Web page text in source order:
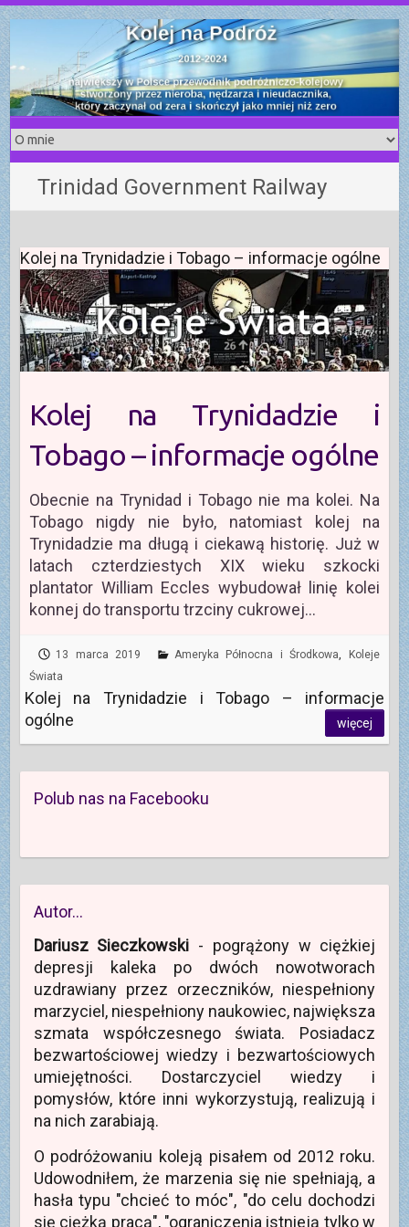
S
k
i
p
t
o
c
o
n
t
e
n
t
Trinidad Government Railway
Kolej na Trynidadzie i Tobago – informacje ogólne
Kolej na Trynidadzie i
Tobago – informacje ogólne
Obecnie na Trynidad i Tobago nie ma kolei. Na
Tobago nigdy nie było, natomiast kolej na
Trynidadzie ma długą i ciekawą historię. Już w
latach czterdziestych XIX wieku szkocki
plantator William Eccles wybudował linię kolei
konnej do transportu trzciny cukrowej…
13 marca 2019 Ameryka Północna i Środkowa,
Koleje
Świata
Kolej na Trynidadzie i Tobago – informacje
ogólne
więcej
Polub nas na Facebooku
Autor…
Dariusz Sieczkowski - pogrążony w ciężkiej
depresji kaleka po dwóch nowotworach
uzdrawiany przez orzeczników, niespełniony
marzyciel, niespełniony naukowiec, największa
szmata współczesnego świata. Posiadacz
bezwartościowej wiedzy i bezwartościowych
umiejętności. Dostarczyciel wiedzy i
pomysłów, które inni wykorzystują, realizują i
na nich zarabiają.
O podróżowaniu koleją pisałem od 2012 roku.
Udowodniłem, że marzenia się nie spełniają, a
hasła typu "chcieć to móc", "do celu dochodzi
się ciężką pracą", "ograniczenia istnieją tylko w